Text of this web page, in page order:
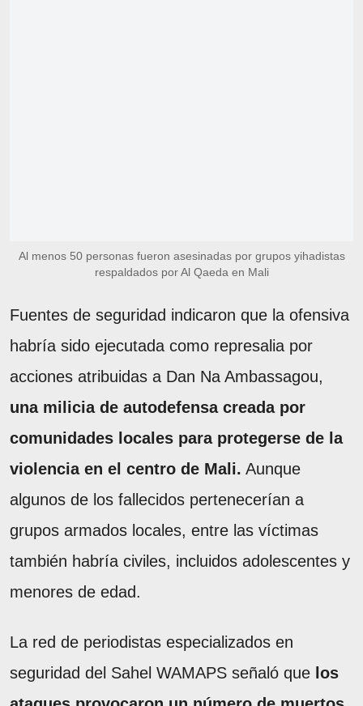
Al menos 50 personas fueron asesinadas por grupos yihadistas
respaldados por Al Qaeda en Mali
Fuentes de seguridad indicaron que la ofensiva
habría sido ejecutada como represalia por
acciones atribuidas a Dan Na Ambassagou,
una milicia de autodefensa creada por
comunidades locales para protegerse de la
violencia en el centro de Mali. Aunque
algunos de los fallecidos pertenecerían a
grupos armados locales, entre las víctimas
también habría civiles, incluidos adolescentes y
menores de edad.
La red de periodistas especializados en
seguridad del Sahel WAMAPS señaló que los